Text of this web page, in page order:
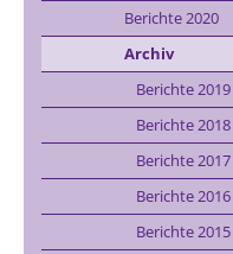
Berichte 2020
Archiv
Berichte 2019
Berichte 2018
Berichte 2017
Berichte 2016
Berichte 2015